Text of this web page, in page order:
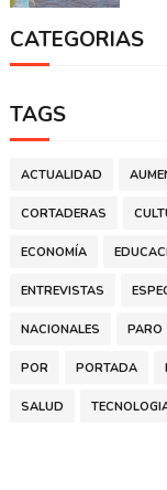
CATEGORIAS
TAGS
ACTUALIDAD
CORTADERAS
ECONOMÍA
ENTREVISTAS
NACIONALES PARO
POR PORTADA
SALUD